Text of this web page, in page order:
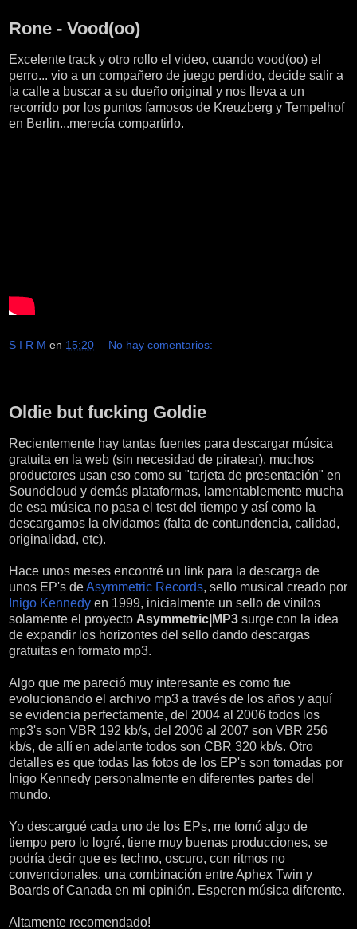
Rone - Vood(oo)
Excelente track y otro rollo el video, cuando vood(oo) el
perro... vio a un compañero de juego perdido, decide salir a
la calle a buscar a su dueño original y nos lleva a un
recorrido por los puntos famosos de Kreuzberg y Tempelhof
en Berlin...merecía compartirlo.
S I R M en 15:20 No hay comentarios:
Oldie but fucking Goldie
Recientemente hay tantas fuentes para descargar música
gratuita en la web (sin necesidad de piratear), muchos
productores usan eso como su "tarjeta de presentación" en
Soundcloud y demás plataformas, lamentablemente mucha
de esa música no pasa el test del tiempo y así como la
descargamos la olvidamos (falta de contundencia, calidad,
originalidad, etc).
Hace unos meses encontré un link para la descarga de
unos EP's deAsymmetric Records, sello musical creado por
Inigo Kennedy en 1999, inicialmente un sello de vinilos
solamente el proyecto Asymmetric|MP3 surge con la idea
de expandir los horizontes del sello dando descargas
gratuitas en formato mp3.
Algo que me pareció muy interesante es como fue
evolucionando el archivo mp3 a través de los años y aquí
se evidencia perfectamente, del 2004 al 2006 todos los
mp3's son VBR 192 kb/s, del 2006 al 2007 son VBR 256
kb/s, de allí en adelante todos son CBR 320 kb/s. Otro
detalles es que todas las fotos de los EP's son tomadas por
Inigo Kennedy personalmente en diferentes partes del
mundo.
Yo descargué cada uno de los EPs, me tomó algo de
tiempo pero lo logré, tiene muy buenas producciones, se
podría decir que es techno, oscuro, con ritmos no
convencionales, una combinación entre Aphex Twin y
Boards of Canada en mi opinión. Esperen música diferente.
Altamente recomendado!